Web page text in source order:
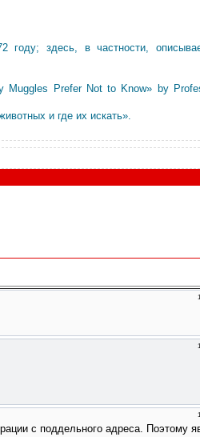
здесь, в частности,
Muggles Prefer Not to Know» by
и где их искать».